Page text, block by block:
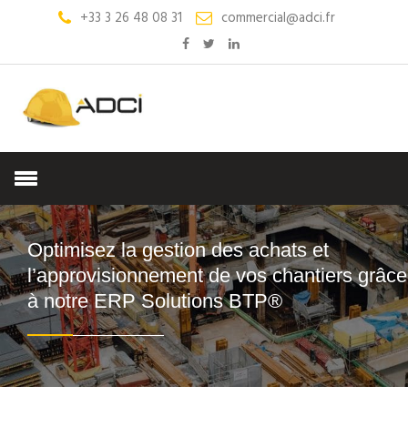
+33 3 26 48 08 31 commercial@adci.fr
Optimisez la gestion des achats et
l’approvisionnement de vos chantiers grâce
à notre ERP Solutions BTP®